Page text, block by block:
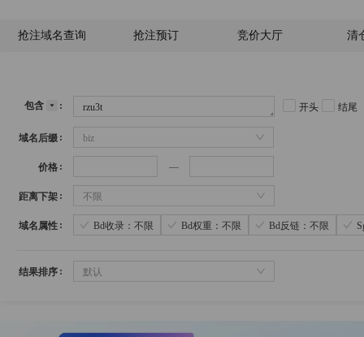
抢注域名查询 抢注预订 竞价大厅 清
包含 开头 结尾
域名后缀 biz
价格
距离下架 不限
域名属性 Bd收录：不限 Bd权重：不限 Bd反链：不限
结果排序 默认